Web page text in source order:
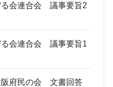
る会連合会 議事要旨2
る会連合会 議事要旨1
阪府民の会 文書回答